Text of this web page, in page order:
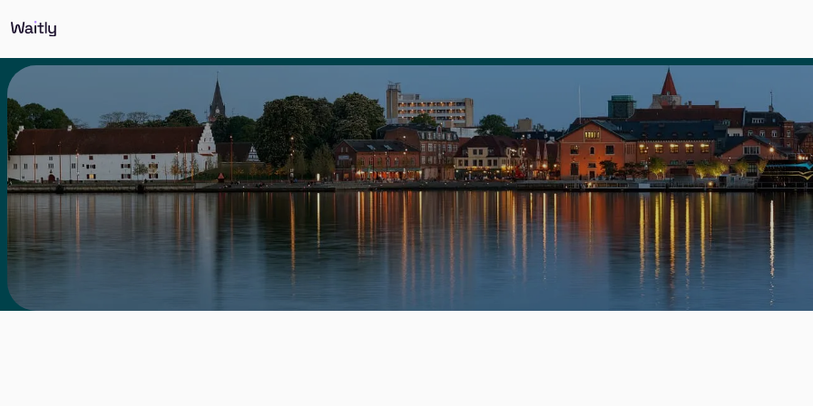
Her kan du finde alle oplysninger om andelsboliger i